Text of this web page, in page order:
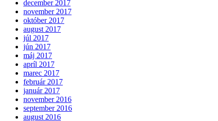
december 2017
november 2017
október 2017
august 2017
júl 2017
jún 2017
máj 2017
apríl 2017
marec 2017
február 2017
január 2017
november 2016
september 2016
august 2016